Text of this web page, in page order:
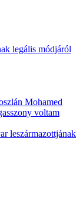
legális módjáról
Mohamed
voltam
leszármazottjának